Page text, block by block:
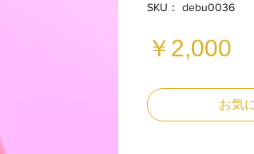
SKU： debu0036
￥2,000
お気